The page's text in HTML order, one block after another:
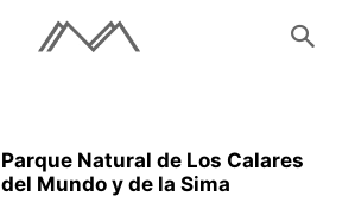
Parque Natural de Los Calares
del Mundo y de la Sima